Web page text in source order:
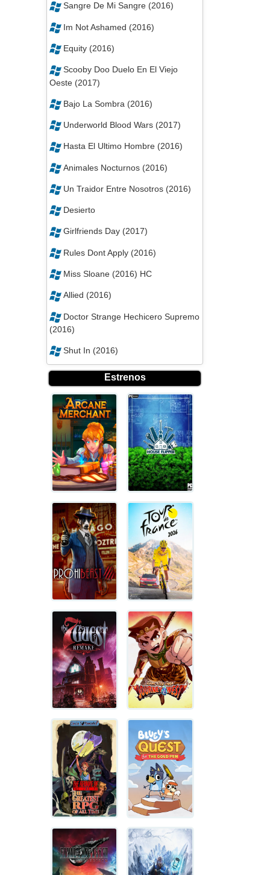
Sangre De Mi Sangre (2016)
Im Not Ashamed (2016)
Equity (2016)
Scooby Doo Duelo En El Viejo
Oeste (2017)
Bajo La Sombra (2016)
Underworld Blood Wars (2017)
Hasta El Ultimo Hombre (2016)
Animales Nocturnos (2016)
Un Traidor Entre Nosotros (2016)
Desierto
Girlfriends Day (2017)
Rules Dont Apply (2016)
Miss Sloane (2016) HC
Allied (2016)
Doctor Strange Hechicero Supremo
(2016)
Shut In (2016)
Estrenos